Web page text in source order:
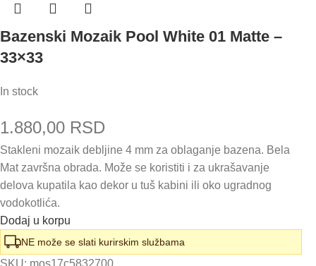
Bazenski Mozaik Pool White 01 Matte –
33×33
In stock
1.880,00 RSD
Stakleni mozaik debljine 4 mm za oblaganje bazena. Bela
Mat završna obrada. Može se koristiti i za ukrašavanje
delova kupatila kao dekor u tuš kabini ili oko ugradnog
vodokotlića.
Dodaj u korpu
NE može se slati kurirskim službama
SKU: mos17c5832700